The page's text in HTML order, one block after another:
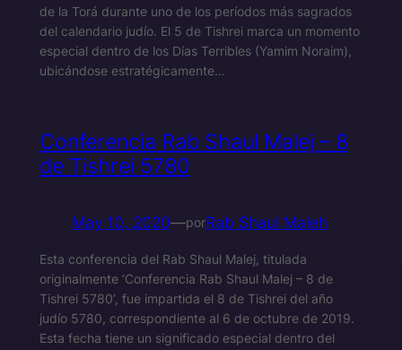
de la Torá durante uno de los períodos más sagrados
del calendario judío. El 5 de Tishrei marca un momento
especial dentro de los Días Terribles (Yamim Noraim),
ubicándose estratégicamente…
Conferencia Rab Shaul Malej – 8
de Tishrei 5780
May 10, 2020—porRab Shaul Maleh
Esta conferencia del Rab Shaul Malej, titulada
originalmente ‘Conferencia Rab Shaul Malej – 8 de
Tishrei 5780’, fue impartida el 8 de Tishrei del año
judío 5780, correspondiente al 6 de octubre de 2019.
Esta fecha tiene un significado especial dentro del